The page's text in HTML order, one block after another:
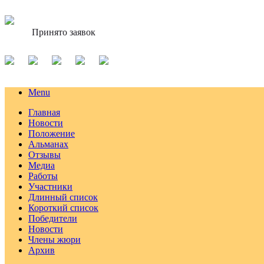
Принято заявок
Menu
Главная
Новости
Положение
Альманах
Отзывы
Медиа
Работы
Участники
Длинный список
Короткий список
Победители
Новости
Члены жюри
Архив